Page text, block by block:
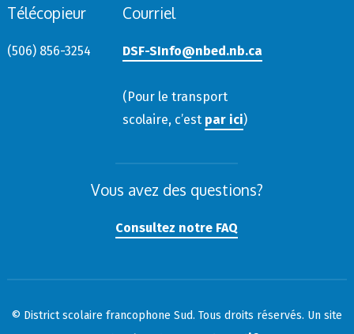
Télécopieur
(506) 856-3254
Courriel
DSF-SInfo@nbed.nb.ca
(Pour le transport
scolaire, c’est par ici)
Vous avez des questions?
Consultez notre FAQ
© District scolaire francophone Sud. Tous droits réservés. Un site